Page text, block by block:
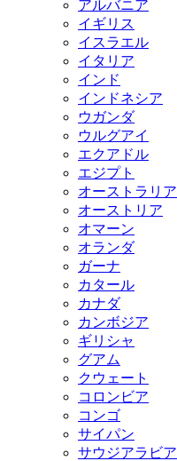
アルバニア
イギリス
イスラエル
イタリア
インド
インドネシア
ウガンダ
ウルグアイ
エクアドル
エジプト
オーストラリア
オーストリア
オマーン
オランダ
ガーナ
カタール
カナダ
カンボジア
ギリシャ
グアム
クウェート
コロンビア
コンゴ
サイパン
サウジアラビア